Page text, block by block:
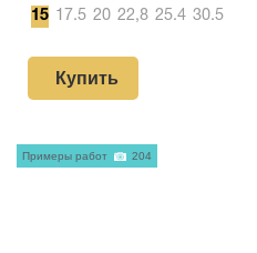
15 17.5 20 22,8 25.4 30.5
Купить
Примеры работ 204